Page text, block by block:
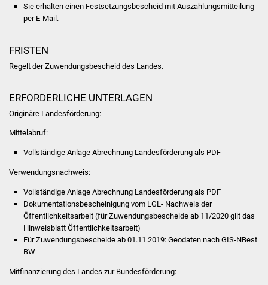
Lebenslagen
Senioren
Sommerwochen für
Seniorenwohn- und
Pflegeheim
Familien
Sie erhalten einen Festsetzungsbescheid mit Auszahlungsmitteilung
per E-Mail.
FRISTEN
Regelt der Zuwendungsbescheid des Landes.
ERFORDERLICHE UNTERLAGEN
Originäre Landesförderung:
Mittelabruf:
Vollständige Anlage Abrechnung Landesförderung als PDF
Verwendungsnachweis:
Vollständige Anlage Abrechnung Landesförderung als PDF
Dokumentationsbescheinigung vom LGL- Nachweis der
Öffentlichkeitsarbeit (für Zuwendungsbescheide ab 11/2020 gilt das
Hinweisblatt Öffentlichkeitsarbeit)
Für Zuwendungsbescheide ab 01.11.2019: Geodaten nach GIS-NBest
BW
Mitfinanzierung des Landes zur Bundesförderung: